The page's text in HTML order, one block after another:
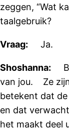
zeggen, “Wat
taalgebruik?
Vraag: Ja.
Shoshanna:
van jou. Ze
betekent dat
en dat
het maakt deel